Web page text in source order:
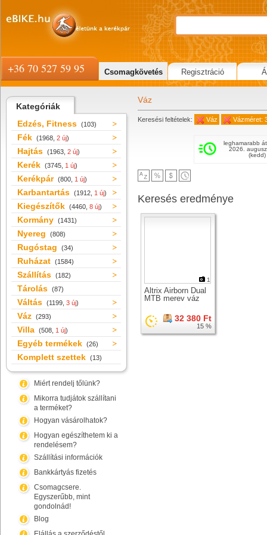
Kategóriák
Edzés, Fitness (103)
Fék (1968, 2 új)
Hajtás (1963, 2 új)
Kerék (3745, 1 új)
Kerékpár (800, 1 új)
Karbantartás (1912, 1 új)
Kiegészítők (4460, 8 új)
Kormány (1431)
Nyereg (808)
Rugóstag (34)
Ruházat (1584)
Szállítás (182)
Tárolás (87)
Váltás (1199, 3 új)
Váz (293)
Villa (508, 1 új)
Egyéb termékek (26)
Komplett szettek (13)
Miért rendelj tőlünk?
Mikorra tudjátok szállítani
a terméket?
Hogyan vásárolhatok?
Hogyan egészíthetem ki a
rendelésem?
Szállítási információk
Bankkártyás fizetés
Csomagcsere.
Egyszerűbb, mint
gondolnád!
Blog
Váz
Keresési feltételek: Váz Vázméret:
leghamarabb
2026.
(kedd)
Keresés eredménye
1
Altrix Airborn Dual
MTB merev váz
32 380 Ft
15 %
+36 70 527 59 95 Csomagkövetés Regisztráció